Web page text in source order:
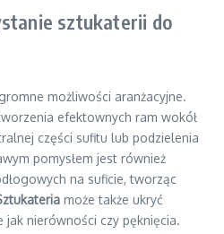
sztukaterii do
możliwości aranżacyjne.
efektownych ram wokół
części sufitu lub podzielenia
pomysłem jest również
na suficie, tworząc
może także ukryć
jak nierówności czy pęknięcia.